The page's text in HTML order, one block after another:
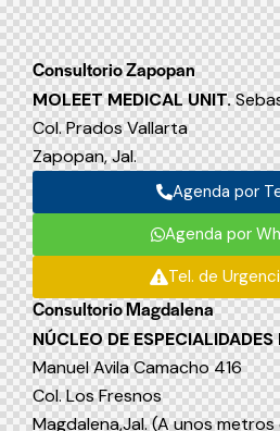
Consultorio Zapopan
MOLEET MEDICAL UNIT.
Col. Prados Vallarta
Zapopan, Jal.
Agenda por
Agenda por
Tel. de
Consultorio Magdalena
NÚCLEO DE
Manuel Avila Camacho 416
Col. Los Fresnos
Magdalena,Jal. (A unos